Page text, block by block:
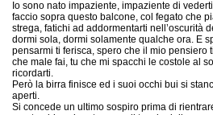
Io sono nato impaziente, impaziente di
faccio sopra questo balcone, col fegato che
strega, fatichi ad addormentarti nell’oscurità
dormi sola, dormi solamente qualche ora. E
pensarmi ti ferisca, spero che il mio pensiero
che male fai, tu che mi spacchi le costole al
ricordarti.
Però la birra finisce ed i suoi occhi bui si
aperti.
Si concede un ultimo sospiro prima di